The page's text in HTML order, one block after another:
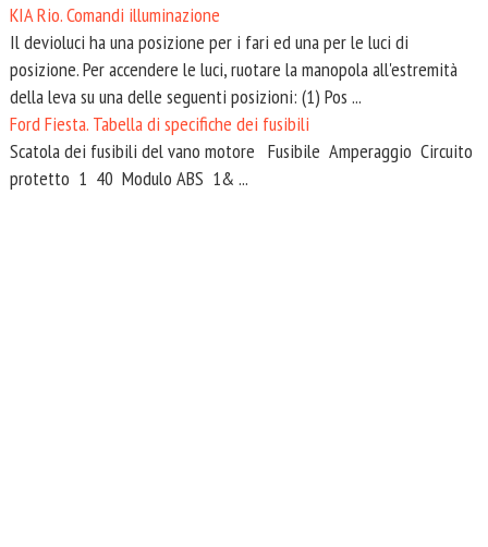
KIA Rio. Comandi illuminazione
Il devioluci ha una posizione per i fari ed una per le luci di
posizione. Per accendere le luci, ruotare la manopola all'estremità
della leva su una delle seguenti posizioni: (1) Pos ...
Ford Fiesta. Tabella di specifiche dei fusibili
Scatola dei fusibili del vano motore Fusibile Amperaggio Circuito
protetto 1 40 Modulo ABS 1& ...